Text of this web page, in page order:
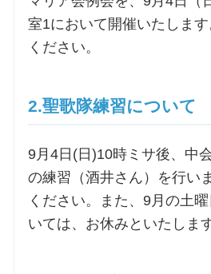
シスター中島の講座
オルガンメディテーション
お問合せ
室1において開催いたしま
ください。
2.聖歌隊練習について
9月4日(日)10時ミサ後、中
の練習（酒井さん）を行い
ください。また、9月の土
いては、お休みといたします